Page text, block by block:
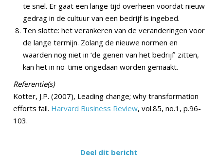
te snel. Er gaat een lange tijd overheen voordat nieuw
gedrag in de cultuur van een bedrijf is ingebed.
Ten slotte: het verankeren van de veranderingen voor
de lange termijn. Zolang de nieuwe normen en
waarden nog niet in ‘de genen van het bedrijf’ zitten,
kan het in no-time ongedaan worden gemaakt.
Referentie(s)
Kotter, J.P. (2007), Leading change; why transformation
efforts fail. Harvard Business Review, vol.85, no.1, p.96-
103.
Deel dit bericht